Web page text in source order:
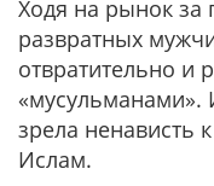
Ходя на рынок за
развратных
отвратительно и
зрела ненависть
Ислам.